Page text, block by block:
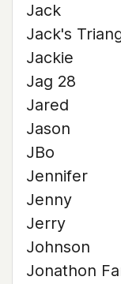
Jack
Jack's
Jackie
Jag 28
Jared
Jason
JBo
Jennifer
Jenny
Jerry
Johnson
Jonathon